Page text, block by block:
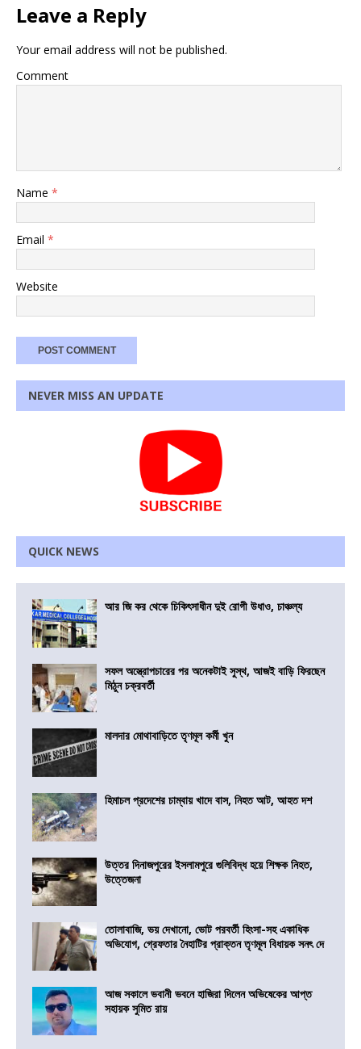
Leave a Reply
Your email address will not be published.
Comment
Name *
Email *
Website
NEVER MISS AN UPDATE
QUICK NEWS
আর জি কর থেকে চিকিৎসাধীন দুই রোগী উধাও, চাঞ্চল্য
সফল অস্ত্রোপচারের পর অনেকটাই সুস্থ, আজই বাড়ি ফিরছেন
মিঠুন চক্রবর্তী
মালদার মোথাবাড়িতে তৃণমূল কর্মী খুন
হিমাচল প্রদেশের চাম্বায় খাদে বাস, নিহত আট, আহত দশ
উত্তর দিনাজপুরের ইসলামপুরে গুলিবিদ্ধ হয়ে শিক্ষক নিহত,
উত্তেজনা
তোলাবাজি, ভয় দেখানো, ভোট পরবর্তী হিংসা-সহ একাধিক
অভিযোগ, গ্রেফতার নৈহাটির প্রাক্তন তৃণমূল বিধায়ক সনৎ দে
আজ সকালে ভবানী ভবনে হাজিরা দিলেন অভিষেকের আপ্ত
সহায়ক সুমিত রায়